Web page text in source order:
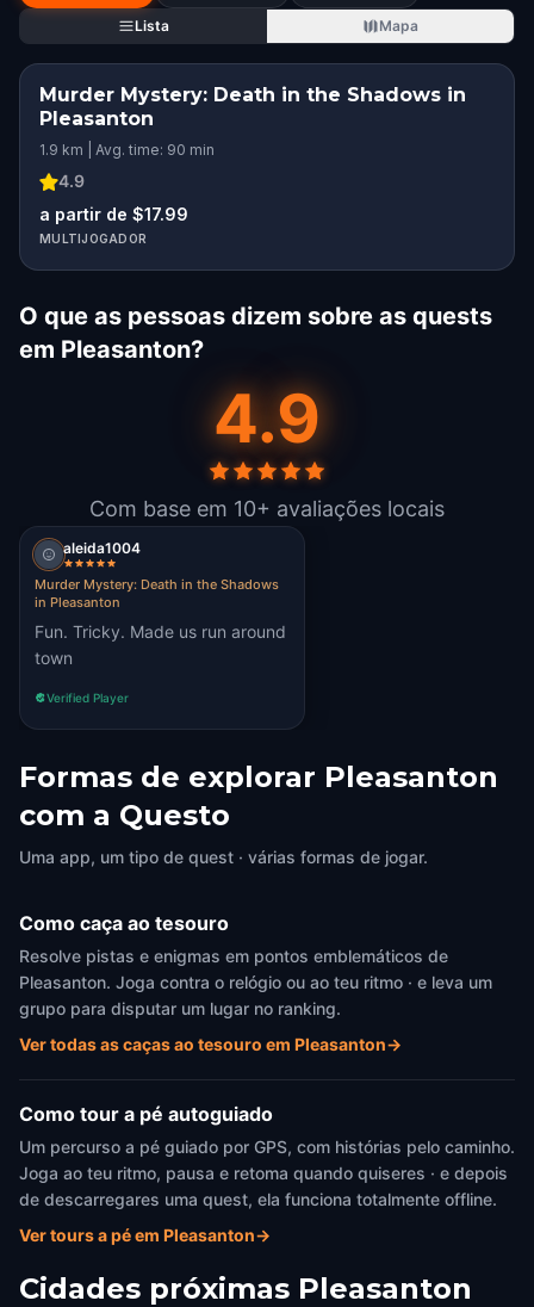
Lista
Mapa
Murder Mystery: Death in the Shadows in
Pleasanton
1.9 km | Avg. time: 90 min
4.9
a partir de $17.99
MULTIJOGADOR
O que as pessoas dizem sobre as quests
em Pleasanton?
4.9
Com base em 10+ avaliações locais
aleida1004
Murder Mystery: Death in the Shadows
in Pleasanton
Fun. Tricky. Made us run around
town
Verified Player
Formas de explorar Pleasanton
com a Questo
Uma app, um tipo de quest · várias formas de jogar.
Como caça ao tesouro
Resolve pistas e enigmas em pontos emblemáticos de
Pleasanton. Joga contra o relógio ou ao teu ritmo · e leva um
grupo para disputar um lugar no ranking.
Ver todas as caças ao tesouro em Pleasanton→
Como tour a pé autoguiado
Um percurso a pé guiado por GPS, com histórias pelo caminho.
Joga ao teu ritmo, pausa e retoma quando quiseres · e depois
de descarregares uma quest, ela funciona totalmente offline.
Ver tours a pé em Pleasanton→
Cidades próximas Pleasanton